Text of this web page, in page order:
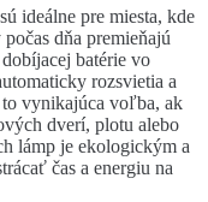
ideálne pre miesta, kde
dňa premieňajú
batérie vo
rozsvietia a
to vynikajúca voľba, ak
dverí, plotu alebo
lámp je ekologickým a
čas a energiu na